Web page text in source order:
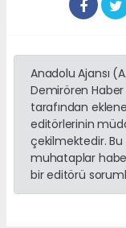
Anadolu Ajansı
Demirören Haber
tarafından
editörlerinin
çekilmektedir.
muhataplar
bir editörü